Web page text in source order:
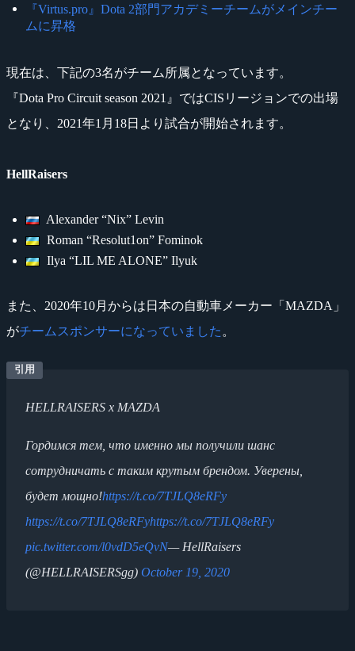
『Virtus.pro』Dota 2部門アカデミーチームがメインチー
ムに昇格
現在は、下記の3名がチーム所属となっています。
『Dota Pro Circuit season 2021』ではCISリージョンでの出場
となり、2021年1月18日より試合が開始されます。
HellRaisers
Alexander “Nix” Levin
Roman “Resolut1on” Fominok
Ilya “LIL ME ALONE” Ilyuk
また、2020年10月からは日本の自動車メーカー「MAZDA」
がチームスポンサーになっていました 。
HELLRAISERS x MAZDA
Гордимся тем, что именно мы получили шанс
сотрудничать с таким крутым брендом. Уверены,
будет мощно!https://t.co/7TJLQ8eRFy
https://t.co/7TJLQ8eRFyhttps://t.co/7TJLQ8eRFy
pic.twitter.com/l0vdD5eQvN— HellRaisers
(@HELLRAISERSgg) October 19, 2020